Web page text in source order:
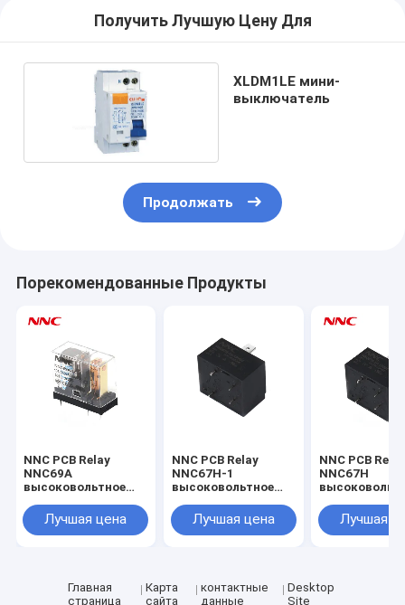
Получить Лучшую Цену Для
XLDM1LE мини-
выключатель
Продолжать
Порекомендованные Продукты
NNC PCB Relay
NNC69A
высоковольтное
тока для
автомобилей
Лучшая цена
NNC PCB Relay
NNC67H-1
высоковольтное
тока для
автомобилей
Лучшая цена
NNC PCB
NNC67H
тока для
автомобилей
Лучшая
Главная
страница
Карта
сайта
контактные
данные
Desktop
Site